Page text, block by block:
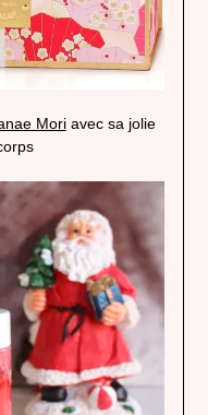
Moriavec sa jolie